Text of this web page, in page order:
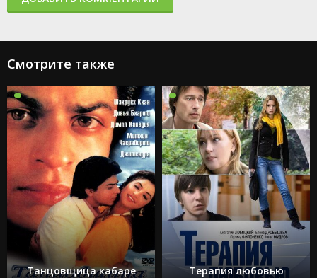
Смотрите также
Танцовщица кабаре Терапия любовью